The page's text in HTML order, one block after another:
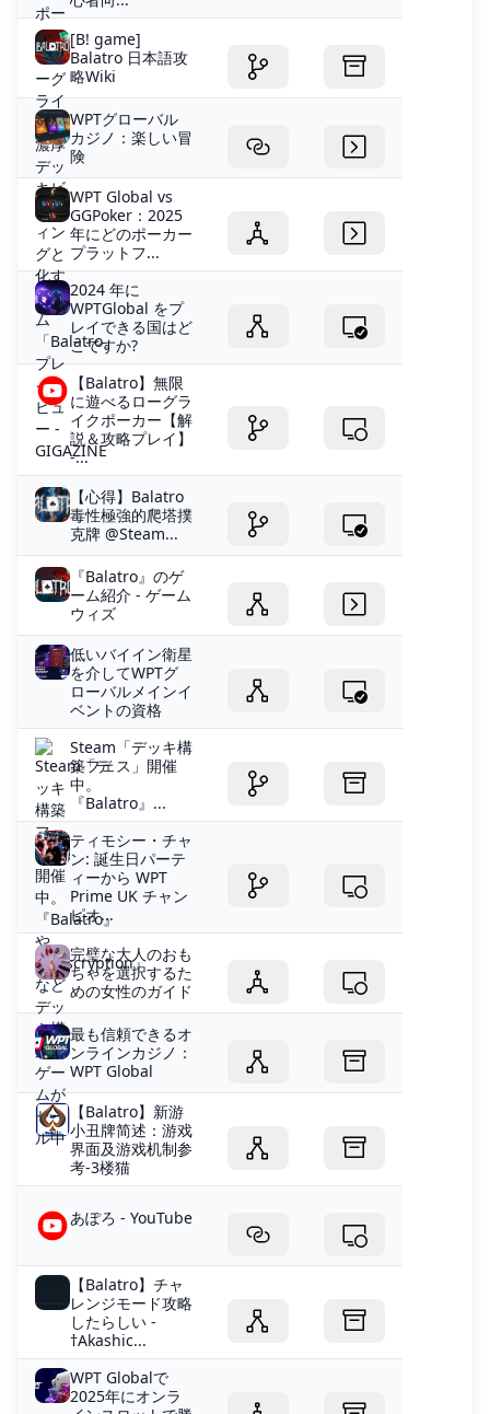
[B! game]
Balatro 日本語攻
略Wiki
WPTグローバル
カジノ：楽しい冒
険
WPT Global vs
GGPoker：2025
年にどのポーカー
プラットフ...
2024 年に
WPTGlobal をプ
レイできる国はど
こですか?
【Balatro】無限
に遊べるローグラ
イクポーカー【解
説＆攻略プレイ】
-...
【心得】Balatro
毒性極強的爬塔撲
克牌 @Steam...
『Balatro』のゲ
ーム紹介 - ゲーム
ウィズ
低いバイイン衛星
を介してWPTグ
ローバルメインイ
ベントの資格
Steam「デッキ構
築フェス」開催
中。
『Balatro』...
ティモシー・チャ
ン: 誕生日パーテ
ィーから WPT
Prime UK チャン
ピオ...
完璧な大人のおも
ちゃを選択するた
めの女性のガイド
最も信頼できるオ
ンラインカジノ：
WPT Global
【Balatro】新游
小丑牌简述：游戏
界面及游戏机制参
考-3楼猫
あぽろ - YouTube
【Balatro】チャ
レンジモード攻略
したらしい -
†Akashic...
WPT Globalで
2025年にオンラ